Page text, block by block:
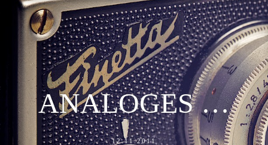
ANALOGES …
12.11.2011